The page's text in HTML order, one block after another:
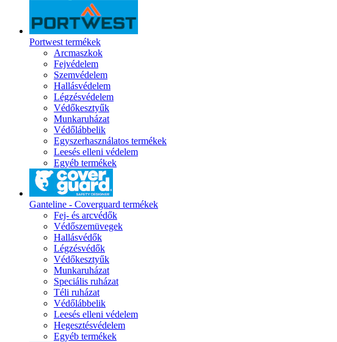
Portwest termékek
Arcmaszkok
Fejvédelem
Szemvédelem
Hallásvédelem
Légzésvédelem
Védőkesztyűk
Munkaruházat
Védőlábbelik
Egyszerhasználatos termékek
Leesés elleni védelem
Egyéb termékek
Ganteline - Coverguard termékek
Fej- és arcvédők
Védőszemüvegek
Hallásvédők
Légzésvédők
Védőkesztyűk
Munkaruházat
Speciális ruházat
Téli ruházat
Védőlábbelik
Leesés elleni védelem
Hegesztésvédelem
Egyéb termékek